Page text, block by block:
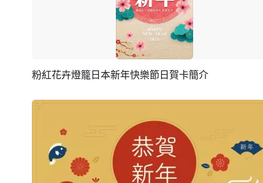
預覽 編輯
粉紅花卉燈籠日本新年快樂節日賀卡簡介